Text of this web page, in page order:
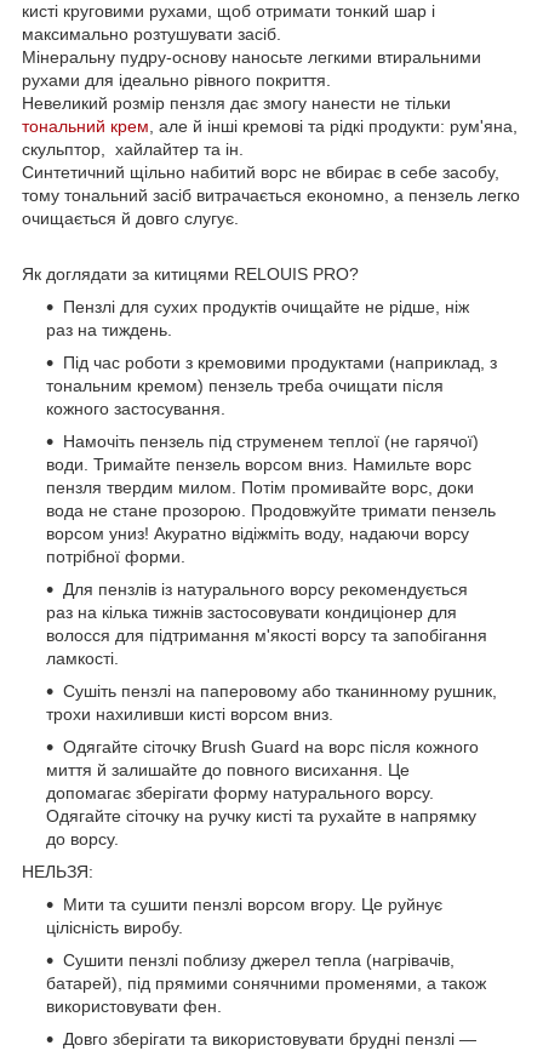
кисті круговими рухами, щоб отримати тонкий шар і
максимально розтушувати засіб.
Мінеральну пудру-основу наносьте легкими втиральними
рухами для ідеально рівного покриття.
Невеликий розмір пензля дає змогу нанести не тільки
тональний крем, але й інші кремові та рідкі продукти: рум'яна,
скульптор, хайлайтер та ін.
Синтетичний щільно набитий ворс не вбирає в себе засобу,
тому тональний засіб витрачається економно, а пензель легко
очищається й довго слугує.
Як доглядати за китицями RELOUIS PRO?
Пензлі для сухих продуктів очищайте не рідше, ніж
раз на тиждень.
Під час роботи з кремовими продуктами (наприклад, з
тональним кремом) пензель треба очищати після
кожного застосування.
Намочіть пензель під струменем теплої (не гарячої)
води. Тримайте пензель ворсом вниз. Намильте ворс
пензля твердим милом. Потім промивайте ворс, доки
вода не стане прозорою. Продовжуйте тримати пензель
ворсом униз! Акуратно відіжміть воду, надаючи ворсу
потрібної форми.
Для пензлів із натурального ворсу рекомендується
раз на кілька тижнів застосовувати кондиціонер для
волосся для підтримання м'якості ворсу та запобігання
ламкості.
Сушіть пензлі на паперовому або тканинному рушник,
трохи нахиливши кисті ворсом вниз.
Одягайте сіточку Brush Guard на ворс після кожного
миття й залишайте до повного висихання. Це
допомагає зберігати форму натурального ворсу.
Одягайте сіточку на ручку кисті та рухайте в напрямку
до ворсу.
НЕЛЬЗЯ:
Мити та сушити пензлі ворсом вгору. Це руйнує
цілісність виробу.
Сушити пензлі поблизу джерел тепла (нагрівачів,
батарей), під прямими сонячними променями, а також
використовувати фен.
Довго зберігати та використовувати брудні пензлі —